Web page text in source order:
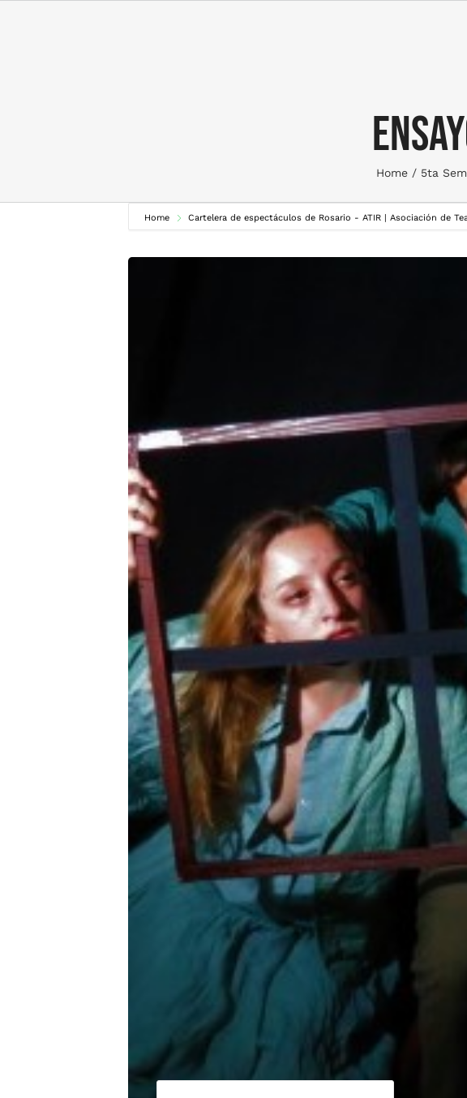
Home 5ta
Home Cartelera de espectáculos de Rosario - ATIR | Asociación de